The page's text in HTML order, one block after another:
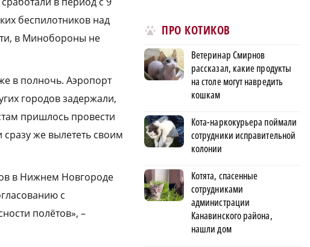
беспилотников над
в Минобороны не
в полночь. Аэропорт
городов задержали,
пришлось провести
же вылететь своим
в Нижнем Новгороде
с
полётов», –
ПРО КОТИКОВ
Ветеринар Смирнов
рассказал, какие продукты
на столе могут навредить
кошкам
Кота-наркокурьера поймали
сотрудники исправительной
колонии
Котята, спасенные
сотрудниками
администрации
Канавинского района,
нашли дом